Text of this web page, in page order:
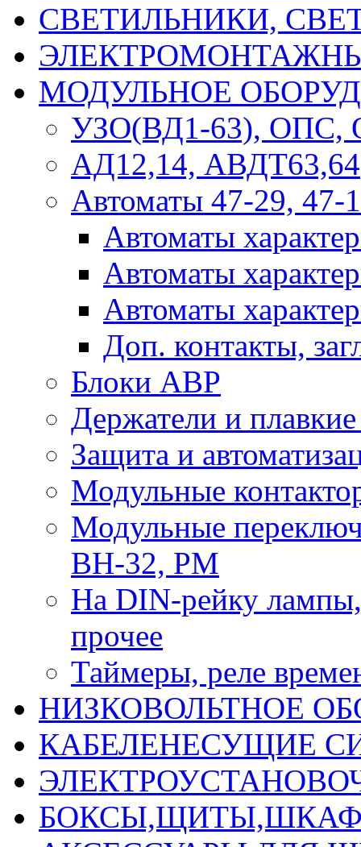
СВЕТИЛЬНИКИ,
МОДУЛЬНОЕ
УЗО(ВД1-63), ОПС,
АД12,14, АВДТ63,64
Автоматы 47-29, 47-
Автоматы
Автоматы
Автоматы
Доп. контакты,
Блоки АВР
Держатели и
Защита и
Модульные
Модульные
ВН-32, РМ
На DIN-рейку
прочее
Таймеры, реле
НИЗКОВОЛЬТНОЕ
КАБЕЛЕНЕСУЩИЕ